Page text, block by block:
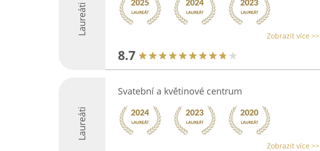
Laureáti Zobrazit více >>
8.7
Laureáti
Svatební a květinové centrum
Zobrazit více >>